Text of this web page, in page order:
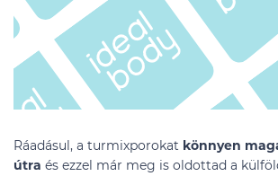
Ráadásul, a turmixporokat könnyen
útra és ezzel már meg is oldottad a